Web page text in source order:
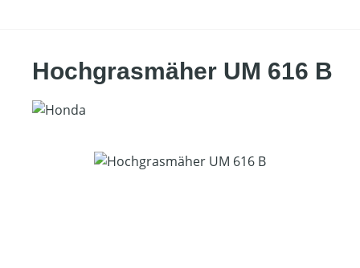
Hochgrasmäher UM 616 B
Bildergalerie überspringen